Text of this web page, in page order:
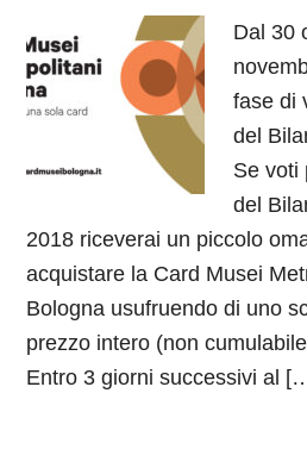
Dal 30
fase di
del
Se voti
del
2018 riceverai un piccolo
acquistare la Card Musei
Bologna usufruendo di uno
prezzo intero (non
Entro 3 giorni successivi al